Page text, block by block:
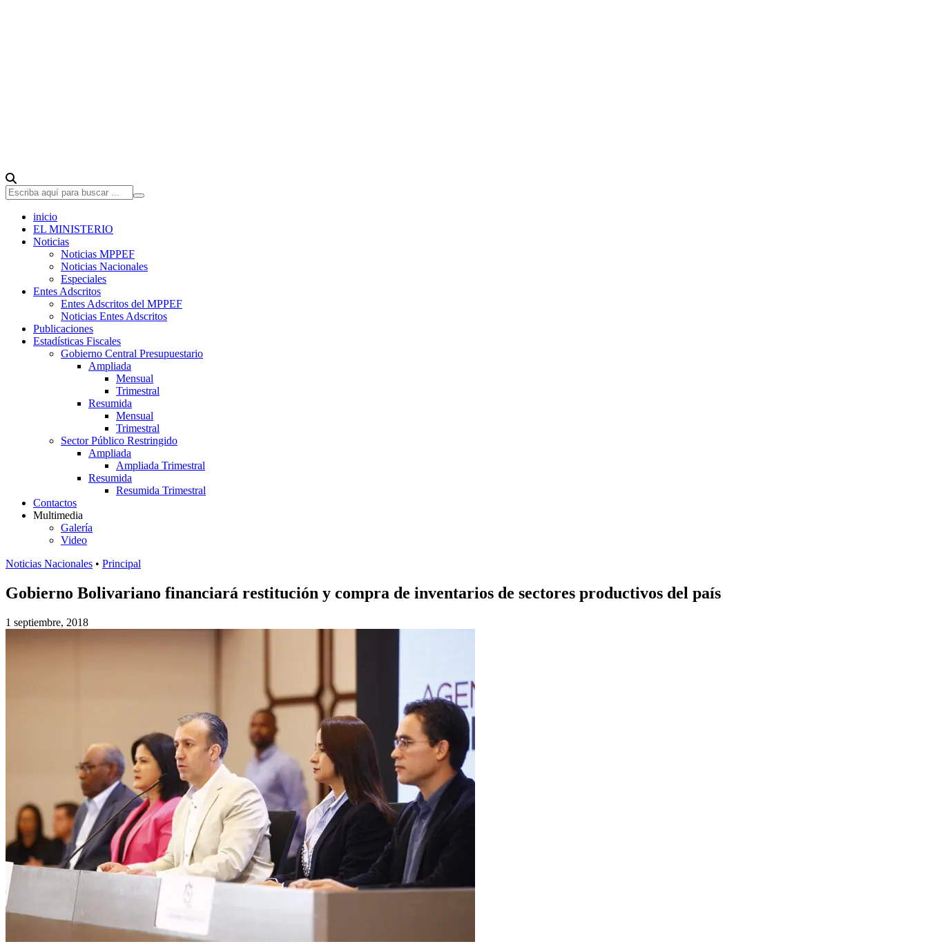
inicio
EL MINISTERIO
Noticias
Noticias MPPEF
Noticias Nacionales
Especiales
Entes Adscritos
Entes Adscritos del MPPEF
Noticias Entes Adscritos
Publicaciones
Estadísticas Fiscales
Gobierno Central Presupuestario
Ampliada
Mensual
Trimestral
Resumida
Mensual
Trimestral
Sector Público Restringido
Ampliada
Ampliada Trimestral
Resumida
Resumida Trimestral
Contactos
Multimedia
Galería
Video
Noticias Nacionales • Principal
Gobierno Bolivariano financiará restitución y compra de inventarios de sectores productivos del país
1 septiembre, 2018